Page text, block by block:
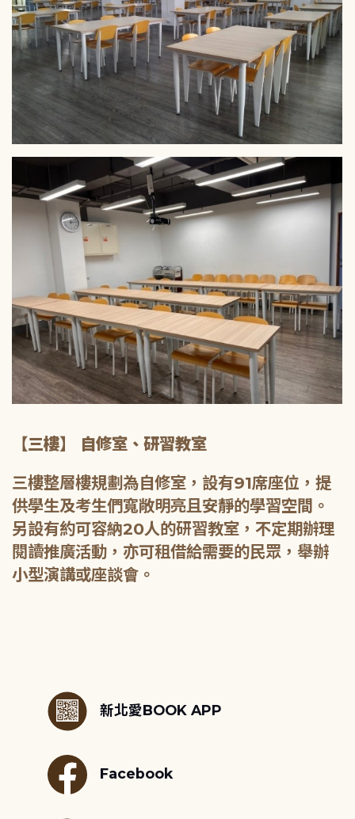
【三樓】 自修室、研習教室
三樓整層樓規劃為自修室，設有91席座位，提
供學生及考生們寬敞明亮且安靜的學習空間。
另設有約可容納20人的研習教室，不定期辦理
閱讀推廣活動，亦可租借給需要的民眾，舉辦
小型演講或座談會。
新北愛BOOK APP
Facebook